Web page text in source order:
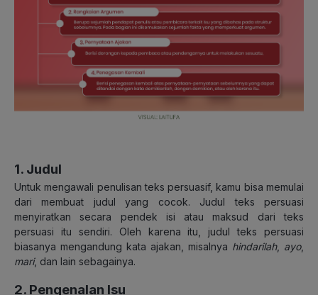
1. Judul
Untuk mengawali penulisan teks persuasif, kamu bisa memulai
dari membuat judul yang cocok. Judul teks persuasi
menyiratkan secara pendek isi atau maksud dari teks
persuasi itu sendiri. Oleh karena itu, judul teks persuasi
biasanya mengandung kata ajakan, misalnya hindarilah, ayo,
mari, dan lain sebagainya.
2. Pengenalan Isu